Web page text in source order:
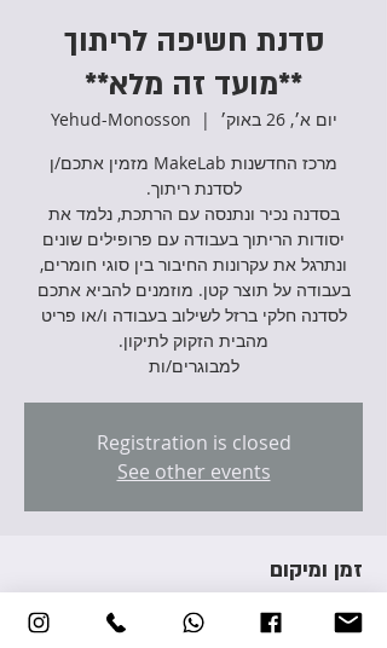
סדנת חשיפה לריתוך
**מועד זה מלא**
יום א׳, 26 באוק׳
  |
Yehud-Monosson
מרכז החדשנות MakeLab מזמין אתכם/ן
בסדנה נכיר ונתנסה עם הרתכת, נלמד את
יסודות הריתוך בעבודה עם פרופילים שונים
ונתרגל את עקרונות החיבור בין סוגי חומרים,
בעבודה על תוצר קטן. מוזמנים להביא אתכם
לסדנה חלקי ברזל לשילוב בעבודה ו/או פריט
למבוגרים/ות
Registration is closed
See other events
זמן ומיקום
26 באוק׳ 2025, 18:00 – 20:00
Yehud-Monosson, Avraham Giron St 3,